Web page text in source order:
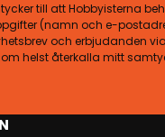
till att Hobbyisterna
(namn och e-
och erbjudanden
helst återkalla mitt